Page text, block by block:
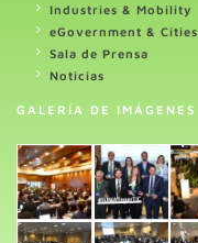
Industries & Mobility
eGovernment & Cities
Sala de Prensa
Noticias
GALERÍA DE IMÁGENES